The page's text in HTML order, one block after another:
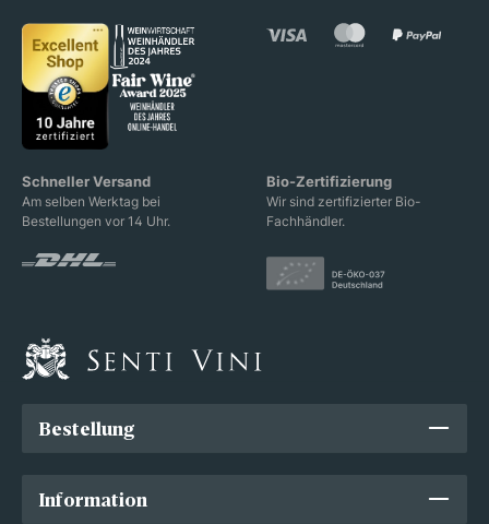
Schneller Versand
Am selben Werktag bei
Bestellungen vor 14 Uhr.
Bio-Zertifizierung
Wir sind zertifizierter Bio-
Fachhändler.
Bestellung
Information